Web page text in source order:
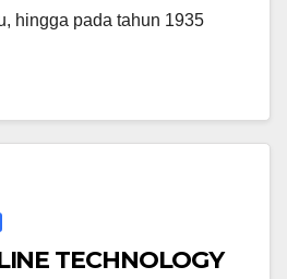
hingga pada tahun 1935
TECHNOLOGY